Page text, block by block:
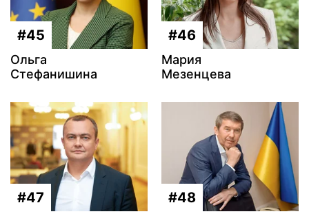
#45
Ольга
Стефанишина
#46
Мария
Мезенцева
#47 #48